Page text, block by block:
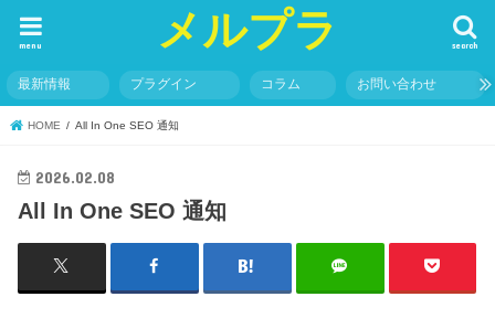
メルプラ search
menu
最新情報 プラグイン コラム お問い合わせ
HOME All In One SEO 通知
2026.02.08
All In One SEO 通知